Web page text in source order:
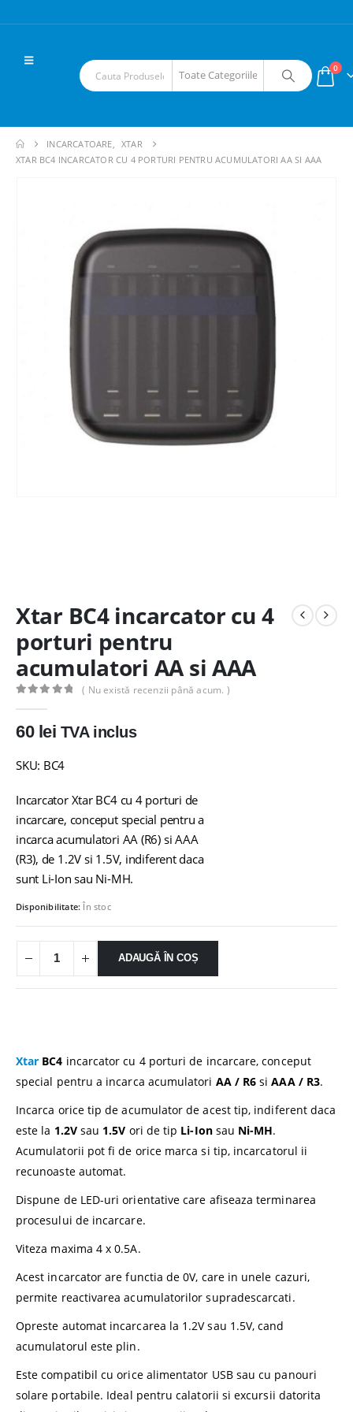
0
INCARCATOARE, XTAR
XTAR BC4 INCARCATOR CU 4 PORTURI PENTRU ACUMULATORI AA SI AAA
Xtar BC4 incarcator cu 4
porturi pentru
acumulatori AA si AAA
( Nu există recenzii până acum. )
60 lei TVA inclus
SKU: BC4
Incarcator Xtar BC4 cu 4 porturi de
incarcare, conceput special pentru a
incarca acumulatori AA (R6) si AAA
(R3), de 1.2V si 1.5V, indiferent daca
sunt Li-Ion sau Ni-MH.
Disponibilitate:În stoc
ADAUGĂ ÎN COȘ
Xtar BC4 incarcator cu 4 porturi de incarcare, conceput
special pentru a incarca acumulatori AA / R6 siAAA / R3.
Incarca orice tip de acumulator de acest tip, indiferent daca
este la 1.2Vsau 1.5V ori de tip Li-Ionsau Ni-MH.
Acumulatorii pot fi de orice marca si tip, incarcatorul ii
recunoaste automat.
Dispune de LED-uri orientative care afiseaza terminarea
procesului de incarcare.
Viteza maxima 4 x 0.5A.
Acest incarcator are functia de 0V, care in unele cazuri,
permite reactivarea acumulatorilor supradescarcati.
​Opreste automat incarcarea la 1.2V sau 1.5V, cand
acumulatorul este plin.
Este compatibil cu orice alimentator USB sau cu panouri
solare portabile. Ideal pentru calatorii si excursii datorita